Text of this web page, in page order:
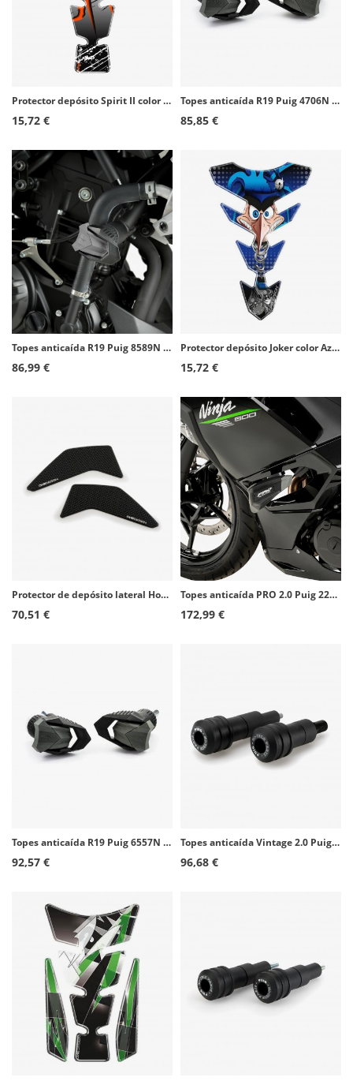
Protector depósito Spirit II color Naranja de Puig 9140T
15,72 €
Topes anticaída R19 Puig 4706N para varios modelos de Aprilia
85,85 €
Topes anticaída R19 Puig 8589N para Yamaha MT-03 (16-26)
86,99 €
Protector depósito Joker color Azul de Puig 6496A
15,72 €
Protector de depósito lateral Honda CRF1000L Africa Twin (16-19), CRF1100L Africa Twin Adventure Sports (20) color Negro de Puig
70,51 €
Topes anticaída PRO 2.0 Puig 22026N para Kawasaki Ninja 500 (24-26)
172,99 €
Topes anticaída R19 Puig 6557N para varios modelos de Ducati
92,57 €
Topes anticaída Vintage 2.0 Puig 21467N para Benelli Leoncino 800 (22-26)
96,68 €